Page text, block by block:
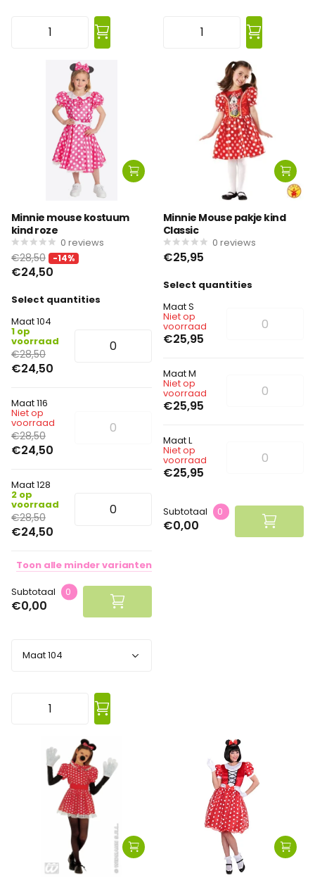
Minnie mouse kostuum
kind roze
0 reviews
€28,50 -14%
€24,50
Select quantities
Maat 104
1 op
voorraad
€28,50
€24,50
Maat 116
Niet op
voorraad
€28,50
€24,50
Maat 128
2 op
voorraad
€28,50
€24,50
Toon alle mindervarianten
Subtotaal
0
€0,00
Minnie Mouse pakje kind
Classic
0 reviews
€25,95
Select quantities
Maat S
Niet op
voorraad
€25,95
Maat M
Niet op
voorraad
€25,95
Maat L
Niet op
voorraad
€25,95
Subtotaal 0
€0,00